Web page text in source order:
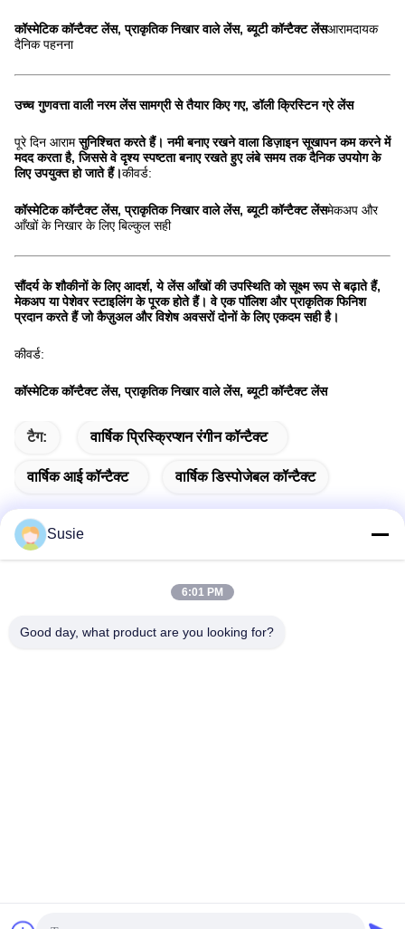
कॉस्मेटिक कॉन्टैक्ट लेंस, प्राकृतिक निखार वाले लेंस, ब्यूटी कॉन्टैक्ट लेंसआरामदायक
दैनिक पहनना
उच्च गुणवत्ता वाली नरम लेंस सामग्री से तैयार किए गए, डॉली क्रिस्टिन ग्रे लेंस
पूरे दिन आरामसुनिश्चित करते हैं। नमी बनाए रखने वाला डिज़ाइन सूखापन कम करने में
मदद करता है, जिससे वे दृश्य स्पष्टता बनाए रखते हुए लंबे समय तक दैनिक उपयोग के
लिए उपयुक्त हो जाते हैं।कीवर्ड:
कॉस्मेटिक कॉन्टैक्ट लेंस, प्राकृतिक निखार वाले लेंस, ब्यूटी कॉन्टैक्ट लेंसमेकअप और
आँखों के निखार के लिए बिल्कुल सही
सौंदर्य के शौकीनों के लिए आदर्श, ये लेंस आँखों की उपस्थिति को सूक्ष्म रूप से बढ़ाते हैं,
मेकअप या पेशेवर स्टाइलिंग के पूरक होते हैं। वे एक पॉलिश और प्राकृतिक फिनिश
प्रदान करते हैं जो कैज़ुअल और विशेष अवसरों दोनों के लिए एकदम सही है।
कीवर्ड:
कॉस्मेटिक कॉन्टैक्ट लेंस, प्राकृतिक निखार वाले लेंस, ब्यूटी कॉन्टैक्ट लेंस
टैग: वार्षिक प्रिस्क्रिप्शन रंगीन कॉन्टैक्ट
वार्षिक आई कॉन्टैक्ट वार्षिक डिस्पोजेबल कॉन्टैक्ट
पता
आपूर्तिकर्ता. कॉपीराइट © 2025-2026 Beautylens Technology Co.,
Susie
6:01 PM
Good day, what product are you looking for?